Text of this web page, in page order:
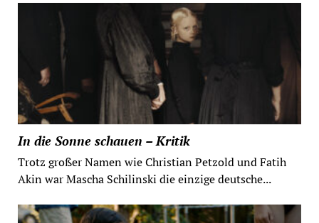
In die Sonne schauen – Kritik
Trotz großer Namen wie Christian Petzold und Fatih
Akin war Mascha Schilinski die einzige deutsche...